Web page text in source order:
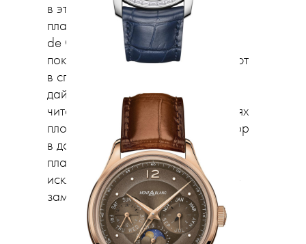
в этот раз показал целую триаду
платиновых скелетонов Rotonde
de Cartier c люминесцентным
покрытием. Обычно его используют
в спортивных и прежде всего
дайверских часах для улучшения
читаемости циферблата в условиях
плохой освещенности. Люминофор
в дорогих часах из благородной
платины явление скорее
исключительное — оттого и более
заметное.